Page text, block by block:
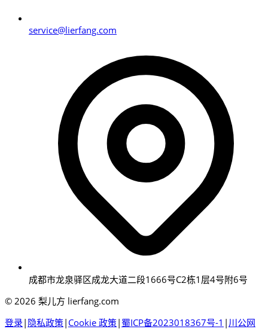
service@lierfang.com
成都市龙泉驿区成龙大道二段1666号C2栋1层4号附6号
© 2026 梨儿方 lierfang.com
登录 | 隐私政策| Cookie 政策| 蜀ICP备2023018367号-1 | 川公网